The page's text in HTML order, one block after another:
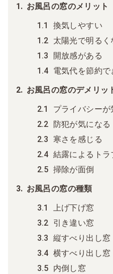
お風呂の窓のメリット
換気しやすい
太陽光で明るく
開放感がある
電気代を節約で
お風呂の窓のデメリッ
プライバシーが
防犯が気になる
寒さを感じる
結露によるトラ
掃除が面倒
お風呂の窓の種類
上げ下げ窓
引き違い窓
縦すべり出し窓
横すべり出し窓
内倒し窓